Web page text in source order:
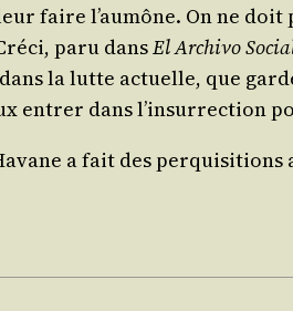
faire l’au­mône. On ne doit
paru dansEl Archi­vo
la lutte actuelle, que
entrer dans l’in­sur­rec­tion
a fait des per­qui­si­tions